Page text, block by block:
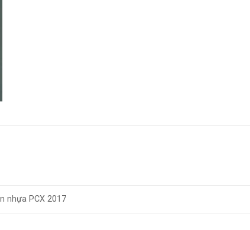
nhựa PCX 2017